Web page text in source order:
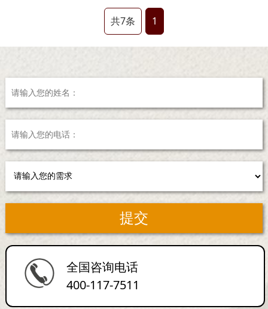
共7条 1
全国咨询电话
400-117-7511